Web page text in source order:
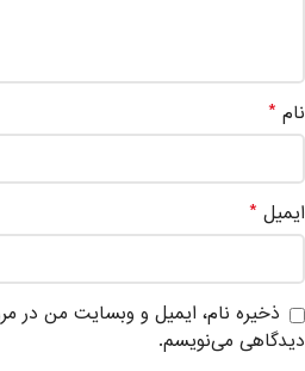
نام *
ایمیل *
ذخیره نام، ایمیل و وبسایت من در
دیدگاهی می‌نویسم.